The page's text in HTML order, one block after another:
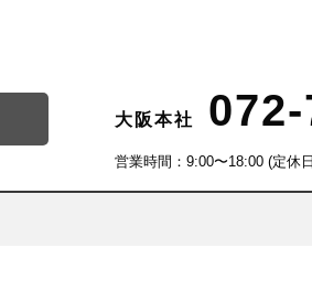
大阪本社
営業時間：9:00〜18:00 (定休